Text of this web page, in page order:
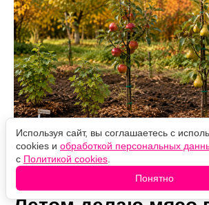
Используя сайт, вы соглашаетесь с
cookies и обработкой персональных
с Политикой cookies
Понятно